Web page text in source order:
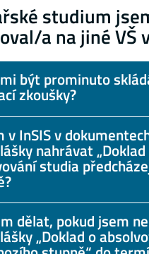
studium
a na jiné VŠ
být prominuto
zkoušky?
v InSIS v
nahrávat
studia
dělat, pokud jsem
„Doklad o